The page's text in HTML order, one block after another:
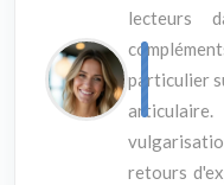
lecteurs
particulier
retours